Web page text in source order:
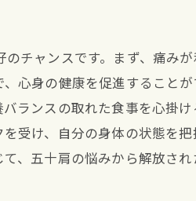
す整体の力で新しい日々を始
康に与えるポジティブな影響
るための整体習慣
康を維持するためのポイント
える整体の具体的なアプロー
チャンスです。まず、痛み
心身の健康を促進すること
ランスの取れた食事を心掛
受け、自分の身体の状態を
、五十肩の悩みから解放され